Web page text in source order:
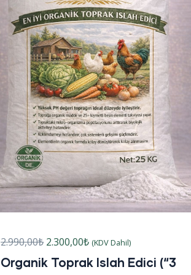
2.990,00₺ 2.300,00₺ (KDV Dahil)
Organik Toprak Islah Edici (“3